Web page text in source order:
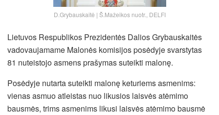
D.Grybauskaitė | Š.Mažeikos nuotr., DELFI
Lietuvos Respublikos Prezidentės Dalios Grybauskaitės
vadovaujamame Malonės komisijos posėdyje svarstytas
81 nuteistojo asmens prašymas suteikti malonę.
Posėdyje nutarta suteikti malonę keturiems asmenims:
vienas asmuo atleistas nuo likusios laisvės atėmimo
bausmės, trims asmenims likusi laisvės atėmimo bausmė